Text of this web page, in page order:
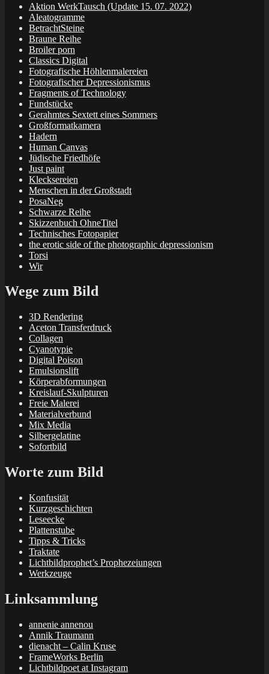
Aktion WerkTausch (Update 15. 07. 2022)
Aleatogramme
BetrachtSteine
Braune Reihe
Broiler porn
Classics Digital
Fotografische Höhlenmalereien
Fotografischer Depressionismus
Fragments of Technology
Fundstücke
Gerahmtes Sextett eines Sommers
Großformatkamera
Hadern
Human Canvas
Jüdische Friedhöfe
Just paint
Klecksereien
Menschen in der Großstadt
PosaNeg
Schwarze Reihe
Skizzenbuch OhneTitel
Technisches Fotopapier
the erotic side of the photographic depressionism
Torsi
Wir
Wege zum Bild
3D Rendering
Aceton Transferdruck
Collagen
Cyanotypie
Digital Poison
Emulsionslift
Körperabformungen
Kreislauf-Skulpturen
Freie Malerei
Materialverbund
Mix Media
Silbergelatine
Sofortbild
Worte zum Bild
Konfusität
Kurzgeschichten
Leseecke
Plattenstube
Tipps & Tricks
Traktate
Lichtbildprophet’s Prophezeiungen
Werkzeuge
Linksammlung
annenie annenou
Annik Traumann
dienacht – Calin Kruse
FrameWorks Berlin
Lichtbildpoet at Instagram